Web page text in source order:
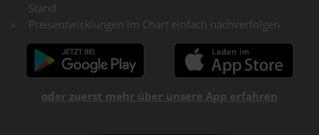
Stand
Preisentwicklungen im Chart einfach nachverfolgen
oder zuerst mehr über unsere App erfahren